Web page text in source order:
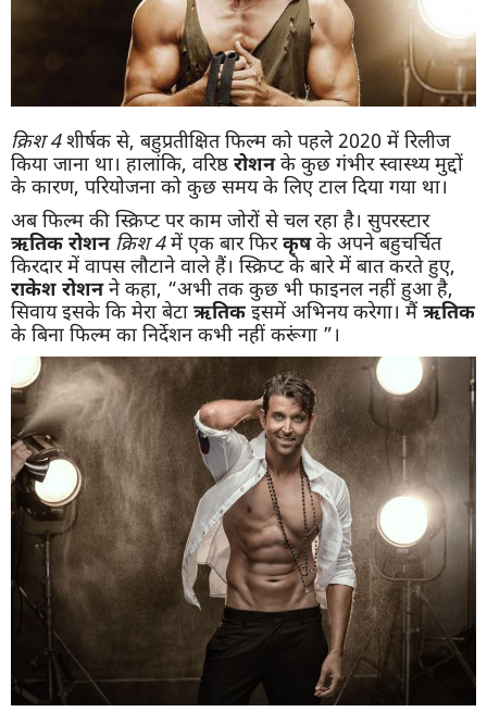
क्रिश 4शीर्षक से, बहुप्रतीक्षित फिल्म को पहले 2020 में रिलीज
किया जाना था। हालांकि, वरिष्ठ रोशनके कुछ गंभीर स्वास्थ्य मुद्दों
के कारण, परियोजना को कुछ समय के लिए टाल दिया गया था।
अब फिल्म की स्क्रिप्ट पर काम जोरों से चल रहा है। सुपरस्टार
ऋतिक रोशन क्रिश 4में एक बार फिरकृषके अपने बहुचर्चित
किरदार में वापस लौटाने वाले हैं। स्क्रिप्ट के बारे में बात करते हुए,
राकेश रोशनने कहा, “अभी तक कुछ भी फाइनल नहीं हुआ है,
सिवाय इसके कि मेरा बेटा ऋतिक इसमें अभिनय करेगा। मैं ऋतिक
के बिना फिल्म का निर्देशन कभी नहीं करूंगा ”।